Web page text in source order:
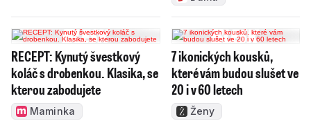
RECEPT: Kynutý švestkový
koláč s drobenkou. Klasika, se
kterou zabodujete
Maminka
7 ikonických kousků,
které vám budou slušet ve
20 i v 60 letech
Ženy